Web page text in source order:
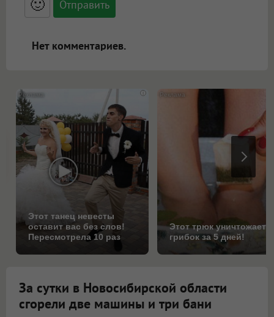
адреса URL автоматически становятся
ссылками, и [img]адрес[/img] будет
🙂
Нет комментариев.
i
Этот танец невесты
оставит вас без слов!
Пересмотрела 10 раз
Этот трюк уничтожает
грибок за 5 дней!
За сутки в Новосибирской области
сгорели две машины и три бани